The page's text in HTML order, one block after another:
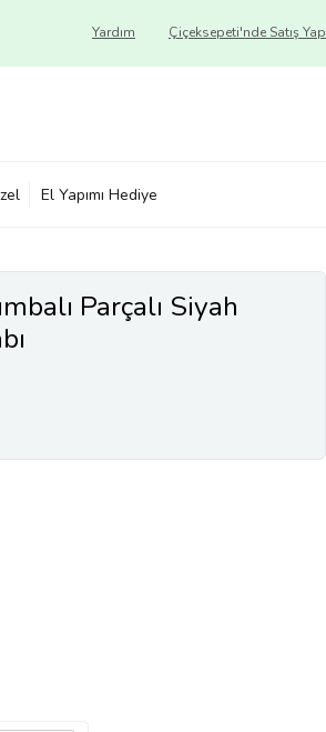
Çiçeksepeti'nde Satış Yap
Yardım
El Yapımı Hediye
Parçalı Siyah